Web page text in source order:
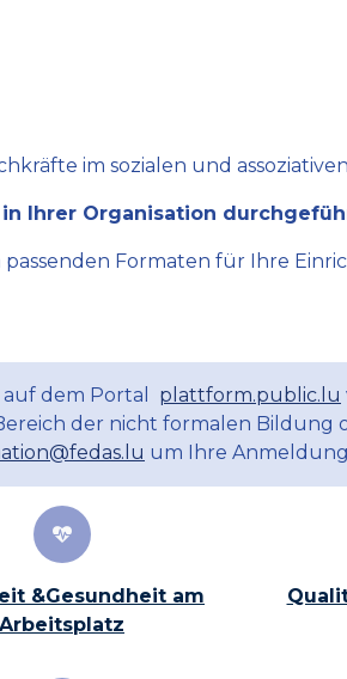
im sozialen und
Ihrer Organisation
Formaten für Ihre
auf dem Portal plattform.public.lu
der nicht formalen Bildung
um Ihre
&Gesundheit am
Arbeitsplatz